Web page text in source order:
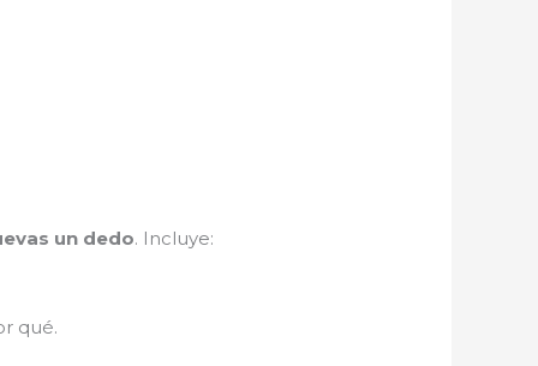
un dedo. Incluye:
qué.